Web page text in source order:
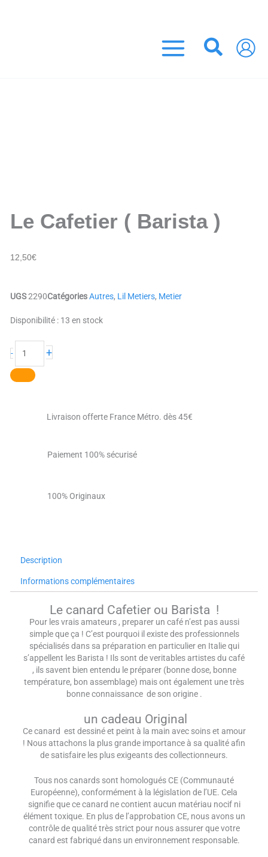
Le Cafetier ( Barista )
12,50€
UGS2290Catégories Autres, Lil Metiers, Metier
Disponibilité : 13 en stock
-
quantité
Le
Cafetier
(
Barista
+
Livraison offerte France Métro. dès 45€
Paiement 100% sécurisé
100% Originaux
Description
Informations complémentaires
Le canard Cafetier ou Barista !
Pour les vrais amateurs , preparer un café n’est pas aussi
simple que ça ! C’est pourquoi il existe des professionnels
spécialisés dans sa préparation en particulier en Italie qui
s’appellent les Barista ! Ils sont de veritables artistes du café
, ils savent bien entendu le préparer (bonne dose, bonne
température, bon assemblage) mais ont également une très
bonne connaissance de son origine .
un cadeau Original
Ce canard est dessiné et peint à la main avec soins et amour
! Nous attachons la plus grande importance à sa qualité afin
de satisfaire les plus exigeants des collectionneurs.
Tous nos canards sont homologués CE (Communauté
Européenne), conformément à la législation de l’UE. Cela
signifie que ce canard ne contient aucun matériau nocif ni
élément toxique. En plus de l’approbation CE, nous avons un
contrôle de qualité très strict pour nous assurer que votre
canard est fabriqué dans un environnement responsable.